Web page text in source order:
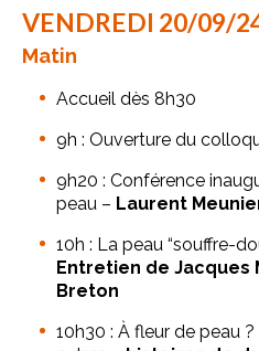
VENDREDI 20/09/
Matin
Accueil dès 8h30
9h : Ouverture du
9h20 : Conférence
peau – Laurent
10h : La peau “souffre-
Entretien de Jacques
Breton
10h30 : À fleur de peau